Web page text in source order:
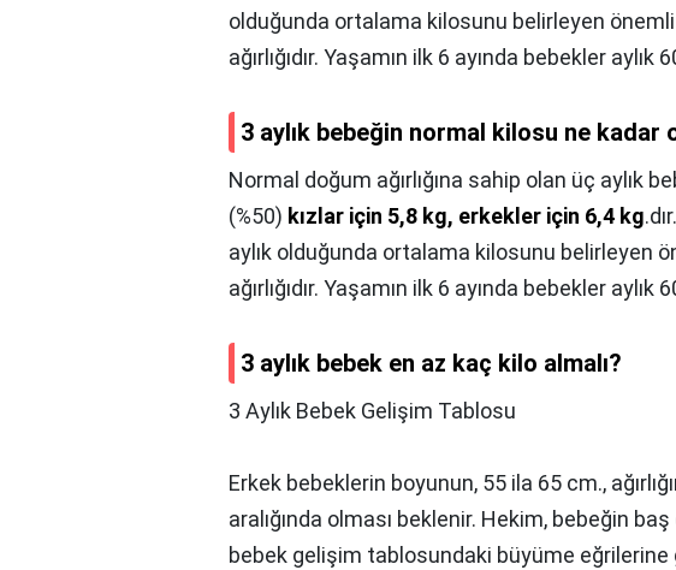
olduğunda ortalama kilosunu belirleyen
ağırlığıdır. Yaşamın ilk 6 ayında bebekler aylık
3 aylık bebeğin normal kilosu ne kadar
Normal doğum ağırlığına sahip olan üç aylık
(%50) kızlar için 5,8 kg, erkekler için 6,4 kg
aylık olduğunda ortalama kilosunu belirleyen
ağırlığıdır. Yaşamın ilk 6 ayında bebekler aylık
3 aylık bebek en az kaç kilo almalı?
3 Aylık Bebek Gelişim Tablosu
Erkek bebeklerin boyunun, 55 ila 65 cm.,
aralığında olması beklenir. Hekim, bebeğin
bebek gelişim tablosundaki büyüme eğrilerine